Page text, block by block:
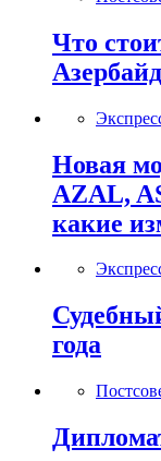
Что
Новая
AZAL,
какие
года